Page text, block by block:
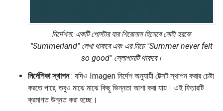
নির্দেশনা: একটি পোস্টার যার শিরোনাম হিসেবে মোটা হরফে
"Summerland" লেখা থাকবে এবং এর নিচে "Summer never felt
so good" স্লোগানটি থাকবে।
নির্দেশিকা স্থাপন: যদিও Imagen নির্দেশ অনুযায়ী টেক্সট স্থাপন করার চেষ্টা
করতে পারে, তবুও মাঝে মাঝে কিছু ভিন্নতা আশা করা যায়। এই ফিচারটি
ক্রমাগত উন্নত করা হচ্ছে।